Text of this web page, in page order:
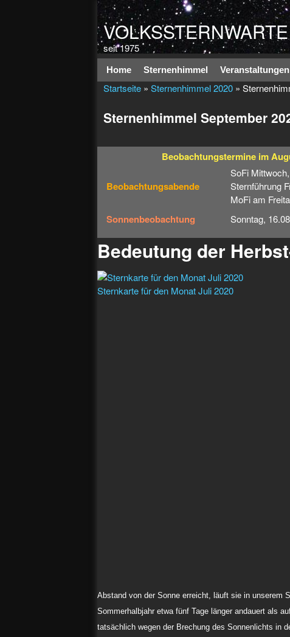
seit 1975
Hauptmenü
Home Sternenhimmel Veranstaltungen
Startseite » Sternenhimmel 2020 »
Sternenhimmel September
Beobachtungstermine im
Beobachtungsabende
SoFi
Sternführung
MoFi am
Sonnenbeobachtung Sonntag,
Bedeutung der
Sternkarte für den Monat Juli 2020
Abstand von der Sonne erreicht, läuft sie in unserem
Sommerhalbjahr etwa fünf Tage länger andauert als
tatsächlich wegen der Brechung des Sonnenlichts in